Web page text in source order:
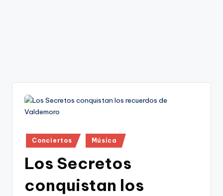
Publicado
en
Conciertos Música
Los Secretos
conquistan los